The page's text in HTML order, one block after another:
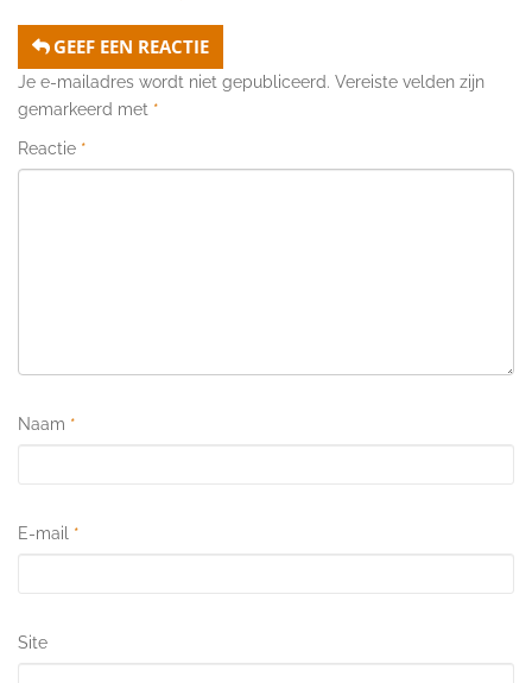
GEEF EEN REACTIE
Je e-mailadres wordt niet gepubliceerd. Vereiste velden zijn
gemarkeerd met *
Reactie *
Naam *
E-mail *
Site